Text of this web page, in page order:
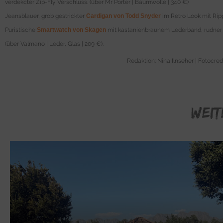
verdekcter Zip-Fly Verschluss. (über Mr Porter | Baumwolle | 340 €)
Jeansblauer, grob gestrickter Cardigan von Todd Snyder im Retro Look mit
Puristische Smartwatch von Skagen mit kastanienbraunem Lederband,
(über Valmano | Leder, Glas | 209 €).
Redaktion: Nina Ilnseher |